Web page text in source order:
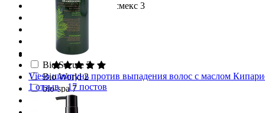
Belkosmex / Белкосмекс 3
Belluga 1
Berrywell 14
Bes 5
Beyond 1
Bio Secure 2
Bio World 2
bio-spa 7
Bio-Woman 1
Vieso шампунь против выпадения волос с маслом
1 отзыв
17 постов